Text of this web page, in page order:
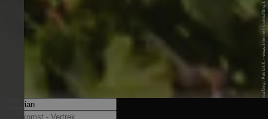
© Internet Consulting / Patrick K. - www.internet-consulting.it